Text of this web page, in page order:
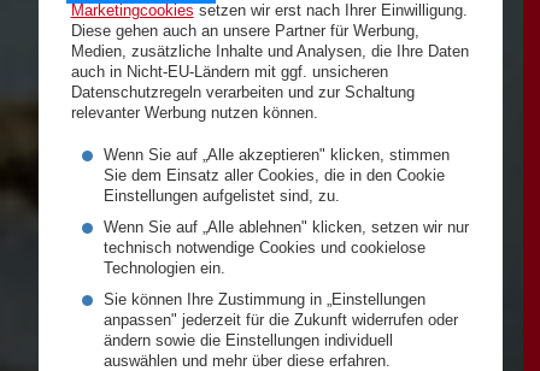
Marketingcookies setzen wir erst nach Ihrer Einwilligung.
Diese gehen auch an unsere Partner für Werbung,
Medien, zusätzliche Inhalte und Analysen, die Ihre Daten
auch in Nicht-EU-Ländern mit ggf. unsicheren
Datenschutzregeln verarbeiten und zur Schaltung
relevanter Werbung nutzen können.
Wenn Sie auf „Alle akzeptieren" klicken, stimmen
Sie dem Einsatz aller Cookies, die in den Cookie
Einstellungen aufgelistet sind, zu.
Wenn Sie auf „Alle ablehnen" klicken, setzen wir nur
technisch notwendige Cookies und cookielose
Technologien ein.
Sie können Ihre Zustimmung in „Einstellungen
anpassen" jederzeit für die Zukunft widerrufen oder
ändern sowie die Einstellungen individuell
auswählen und mehr über diese erfahren.